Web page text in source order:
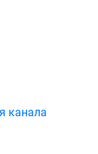
канала